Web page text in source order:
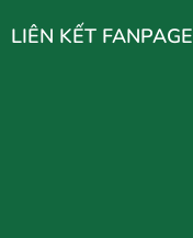
LIÊN KẾT FANPAGE